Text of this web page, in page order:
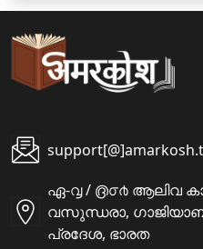
ഏ-൮ / ൫൦൪ ആലിവ
വസുന്ധരാ,
പ്രദേശ, ഭാരത